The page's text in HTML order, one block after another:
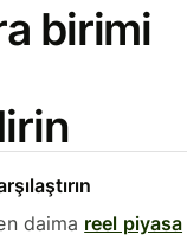
birimi
daima reel piyasa